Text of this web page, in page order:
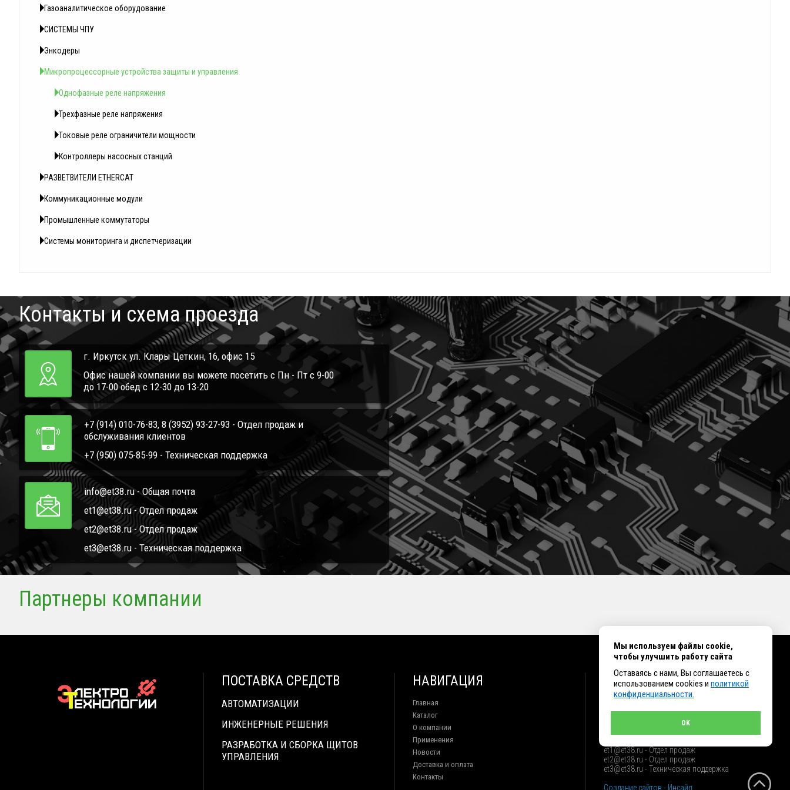
Газоаналитическое оборудование
СИСТЕМЫ ЧПУ
Энкодеры
Микропроцессорные устройства защиты и управления
Однофазные реле напряжения
Трехфазные реле напряжения
Токовые реле ограничители мощности
Контроллеры насосных станций
РАЗВЕТВИТЕЛИ ETHERCAT
Коммуникационные модули
Промышленные коммутаторы
Системы мониторинга и диспетчеризации
Контакты и схема проезда
г. Иркутск ул. Клары Цеткин, 16, офис 15
Офис нашей компании вы можете посетить с Пн - Пт с 9-00
до 17-00 обед с 12-30 до 13-20
+7 (914) 010-76-83, 8 (3952) 93-27-93 - Отдел продаж и
обслуживания клиентов
+7 (950) 075-85-99 - Техническая поддержка
info@et38.ru - Общая почта
et1@et38.ru - Отдел продаж
et2@et38.ru - Отдел продаж
et3@et38.ru - Техническая поддержка
Партнеры компании
ПОСТАВКА СРЕДСТВ
АВТОМАТИЗАЦИИ
ИНЖЕНЕРНЫЕ РЕШЕНИЯ
РАЗРАБОТКА И СБОРКА ЩИТОВ
УПРАВЛЕНИЯ
НАВИГАЦИЯ
Главная
Каталог
О компании
Применения
Новости
Доставка и оплата
Контакты
КОНТАКТЫ
+7 (914) 010-76-83, 8 (3952) 93-27-93 - Отдел
et1@et38.ru - Отдел продаж
et2@et38.ru - Отдел продаж
et3@et38.ru - Техническая поддержка
Создание сайтов - Инсайд
Мы используем файлы cookie,
чтобы улучшить работу сайта
Оставаясь с нами, Вы соглашаетесь с
использованием cookies и политикой
конфиденциальности.
OK